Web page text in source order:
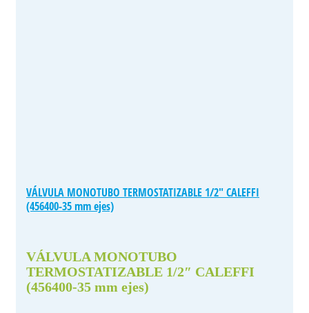
VÁLVULA MONOTUBO TERMOSTATIZABLE 1/2″ CALEFFI
(456400-35 mm ejes)
VÁLVULA MONOTUBO
TERMOSTATIZABLE 1/2″ CALEFFI
(456400-35 mm ejes)